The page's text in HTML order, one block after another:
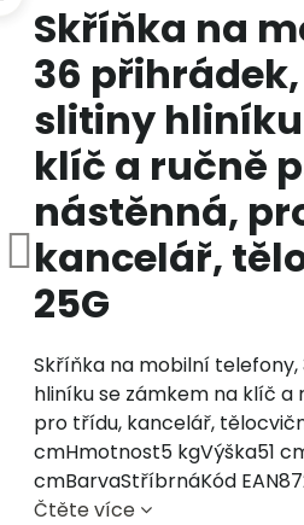
Skříňka na
36
slitiny
klíč a ručně
nástěnná,
kancelář,
25G
Skříňka na mobilní
hliníku se zámkem na klíč
pro třídu, kancelář,
cmHmotnost5 kgVýška51
cmBarvaStříbrnáKód
Čtěte více